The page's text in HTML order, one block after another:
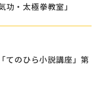
・太極拳教室」
てのひら小説講座」第